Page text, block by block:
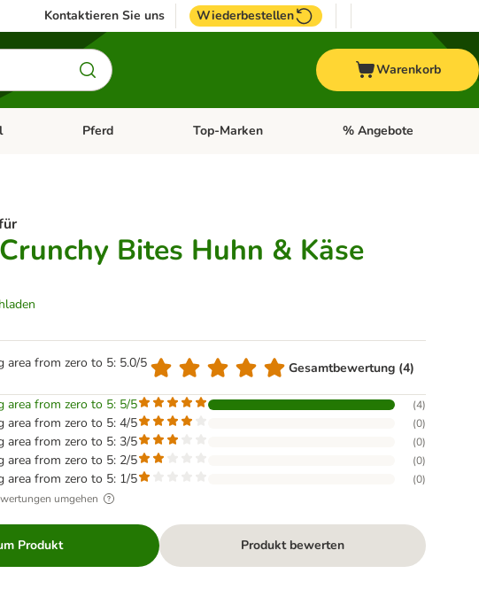
Kontaktieren Sie uns Wiederbestellen
Warenkorb
Menü öffnen: FischKategorie-Menü öffnen: Vogel
Pferd Kategorie-Menü öffnen: Pferd
Top-Marken Kategorie-Menü öffnen:
% Angebote
Bites Huhn & Käse
area from zero to 5: 5.0/5 Gesamtbewertung (4)
area from zero to 5: 5/5 (4)
area from zero to 5: 4/5 (0)
area from zero to 5: 3/5 (0)
area from zero to 5: 2/5 (0)
area from zero to 5: 1/5 (0)
umgehen
Produkt Produkt bewerten